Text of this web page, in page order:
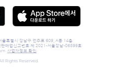
울특별시 강남구 언주로 609, A동 14층
매업신고번호 제 2021-서울강남-06899호
사업자정보 확인
Rights Reserved.